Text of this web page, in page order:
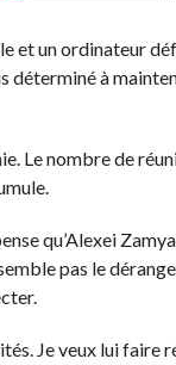
et un ordinateur
déterminé à
Le nombre de
qu’Alexei
pas le
Je veux lui faire